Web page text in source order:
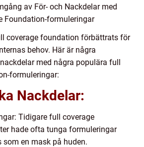
av För- och Nackdelar med
Foundation-formuleringar
coverage foundation förbättrats för
behov. Här är några
med några populära full
formuleringar:
Nackdelar:
Tidigare full coverage
hade ofta tunga formuleringar
en mask på huden.